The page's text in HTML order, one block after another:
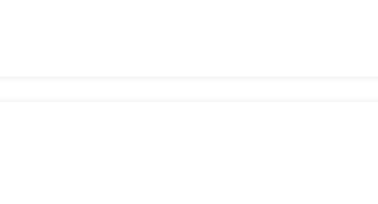
del mercato.
piattaforme e dApp.